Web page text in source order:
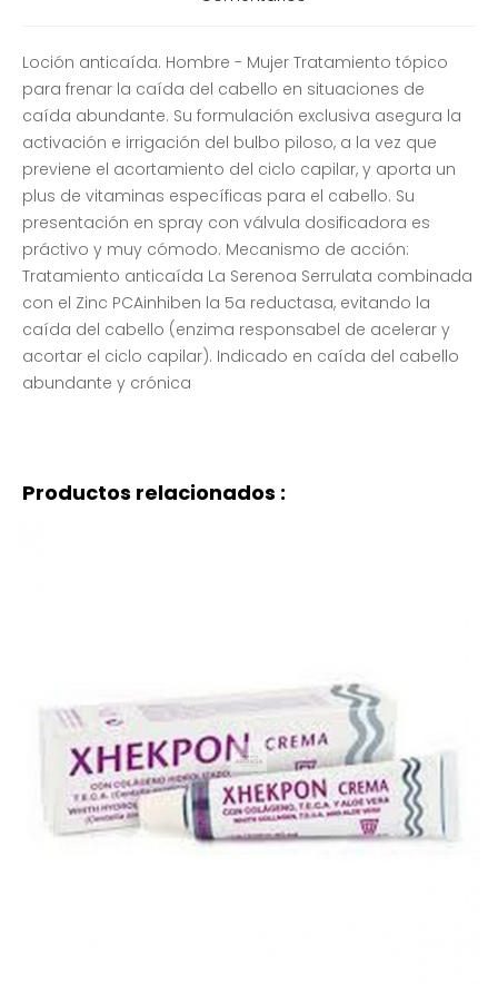
Loción anticaída. Hombre - Mujer Tratamiento tópico
para frenar la caída del cabello en situaciones de
caída abundante. Su formulación exclusiva asegura la
activación e irrigación del bulbo piloso, a la vez que
previene el acortamiento del ciclo capilar, y aporta un
plus de vitaminas específicas para el cabello. Su
presentación en spray con válvula dosificadora es
práctivo y muy cómodo. Mecanismo de acción:
Tratamiento anticaída La Serenoa Serrulata combinada
con el Zinc PCAinhiben la 5a reductasa, evitando la
caída del cabello (enzima responsabel de acelerar y
acortar el ciclo capilar). Indicado en caída del cabello
abundante y crónica
Productos relacionados :